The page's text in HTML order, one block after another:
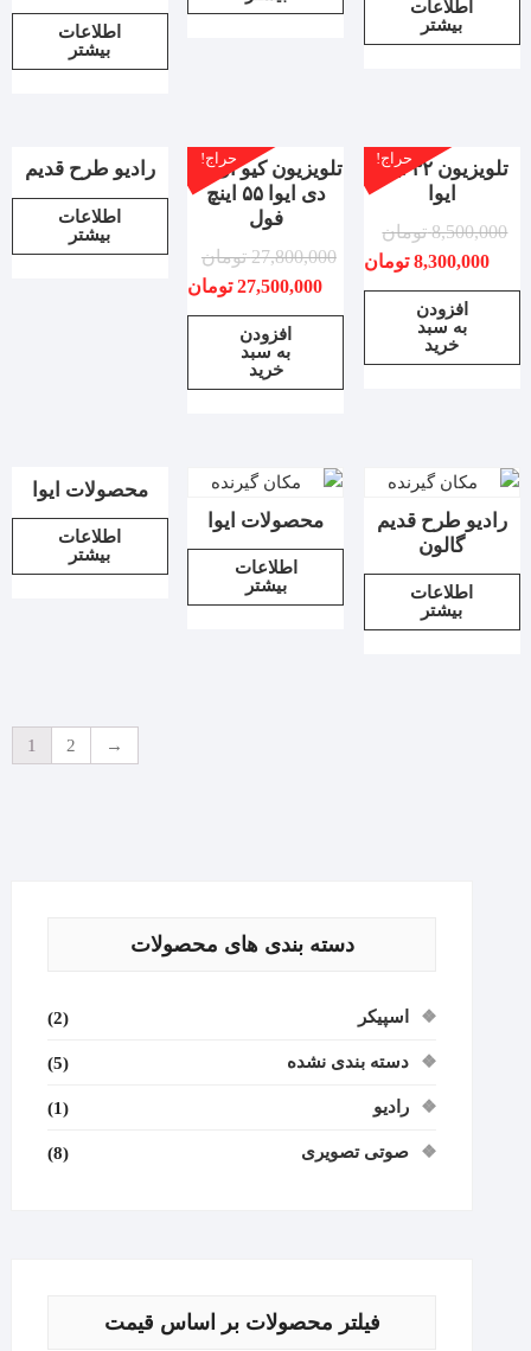
اطلاعات
بیشتر
اطلاعات
بیشتر
حراج!
تلویزیون ۳۲ اینچ
ایوا
8,500,000 تومان
8,300,000 تومان
افزودن
به سبد
خرید
حراج!
تلویزیون کیو ال یی
دی ایوا ۵۵ اینچ
فول
27,800,000 تومان
27,500,000 تومان
افزودن
به سبد
خرید
رادیو طرح قدیم
اطلاعات
بیشتر
رادیو طرح قدیم
گالون
اطلاعات
بیشتر
محصولات ایوا
اطلاعات
بیشتر
محصولات ایوا
اطلاعات
بیشتر
1 2 →
دسته بندی های محصولات
اسپیکر (2)
دسته بندی نشده (5)
رادیو (1)
صوتی تصویری (8)
فیلتر محصولات بر اساس قیمت